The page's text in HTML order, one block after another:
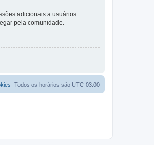
adicionais a usuários
pela comunidade.
Todos os horários são UTC-03:00